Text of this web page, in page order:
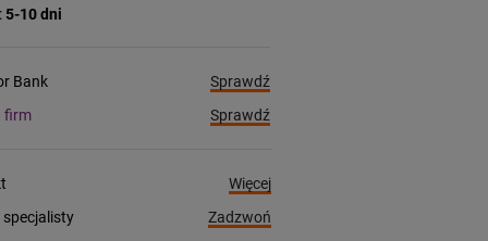
5-10 dni
Bank
Sprawdź
firm
Sprawdź
Więcej
Zadzwoń